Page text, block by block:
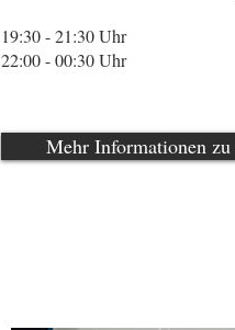
19:30 - 21:30 Uhr
22:00 - 00:30 Uhr
Mehr Informationen zu